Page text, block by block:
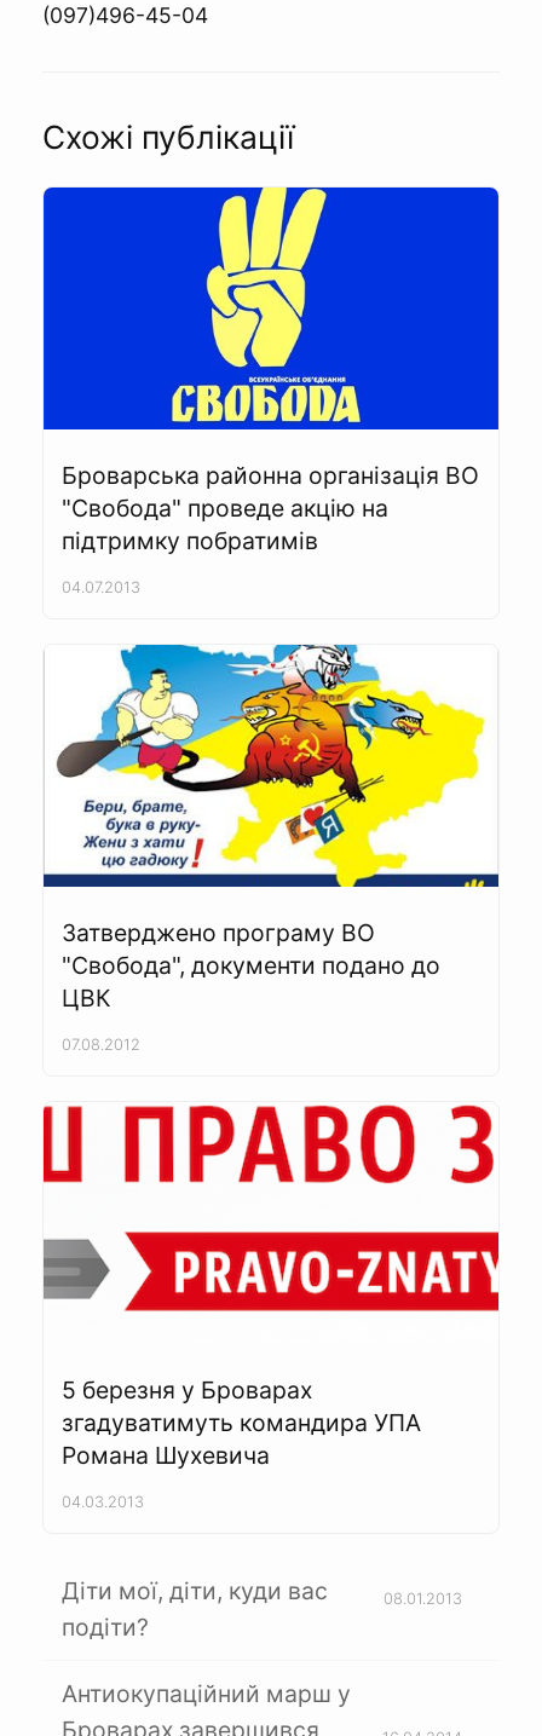
(097)496-45-04
Схожі публікації
Броварська районна організація ВО
"Свобода" проведе акцію на
підтримку побратимів
04.07.2013
Затверджено програму ВО
"Свобода", документи подано до
ЦВК
07.08.2012
5 березня у Броварах
згадуватимуть командира УПА
Романа Шухевича
04.03.2013
Діти мої, діти, куди вас
подіти?
08.01.2013
Антиокупаційний марш у
Броварах завершився